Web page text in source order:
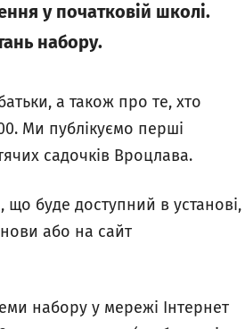
у початковій школі.
набору.
а також про те, хто
Ми публікуємо перші
садочків Вроцлава.
що буде доступний в установі,
або на сайт
набору у мережі Інтернет